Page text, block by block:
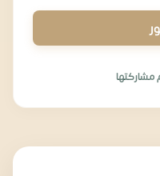
مشاركتها